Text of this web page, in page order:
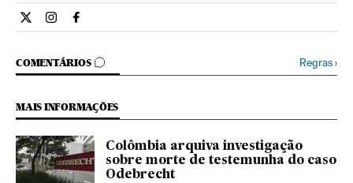
Internacional El País Brasil en Twitter
Internacional El País Brasil en Instagram
Internacional El País Brasil en Facebook
COMENTÁRIOS
COMENTÁRIOS Regras›
MAIS INFORMAÇÕES
Colômbia arquiva investigação
sobre morte de testemunha do caso
Odebrecht